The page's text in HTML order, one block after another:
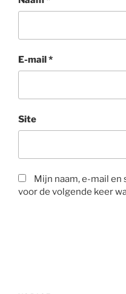
E-mail*
Site
Mijn naam, e-mail
voor de volgende keer